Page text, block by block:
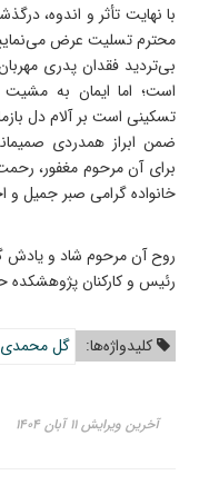
با نهایت تأثر و اندوه،
محترم تسلیت عرض
بی‌تردید فقدان پدری
است؛ اما ایمان به
تسکینی است بر آلام دل
ضمن ابراز همدردی
برای آن مرحوم مغفور،
خانواده گرامی صبر جمیل
روح آن مرحوم شاد و یادش
رئیس و کارکنان
کلیدواژه‌ها: گل محمدی
آخرین ویرایش ۱۱ آبان ۱۴۰۴